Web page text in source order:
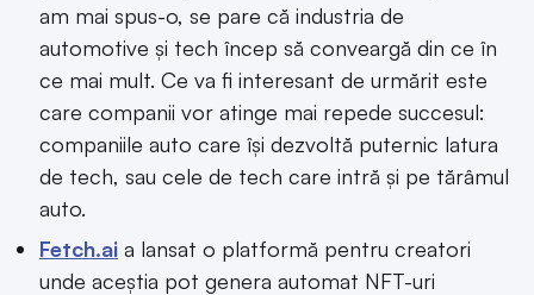
am mai spus-o, se pare că industria de
automotive și tech încep să conveargă din ce în
ce mai mult. Ce va fi interesant de urmărit este
care companii vor atinge mai repede succesul:
companiile auto care își dezvoltă puternic latura
de tech, sau cele de tech care intră și pe tărâmul
auto.
Fetch.ai a lansat o platformă pentru creatori
unde aceștia pot genera automat NFT-uri